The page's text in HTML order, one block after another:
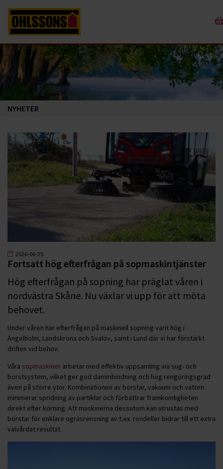
NYHETER
2026-06-25
Fortsatt hög efterfrågan på sopmaskintjänster
Hög efterfrågan på sopning har präglat våren i
nordvästra Skåne. Nu växlar vi upp för att möta
behovet.
Under våren har efterfrågan på maskinell sopning varit hög i
Ängelholm, Landskrona och Svalöv, samt i Lund där vi har förstärkt
driften vid behov.
Våra sopmaskiner arbetar med effektiv uppsamling via sug- och
borstsystem, vilket ger god dammbindning och hög rengöringsgrad
även på större ytor. Kombinationen av borstar, vakuum och vatten
minimerar spridning av partiklar och förbättrar framkomligheten
direkt efter körning. Att maskinerna dessutom kan utrustas med
borstar för enklare ogräsrensning av t.ex. rondeller bidrar till ett extra
välvårdat resultat.